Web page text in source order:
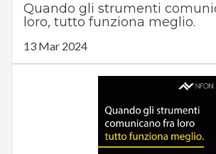
Quando gli strumenti
loro, tutto funziona meglio.
13 Mar 2024